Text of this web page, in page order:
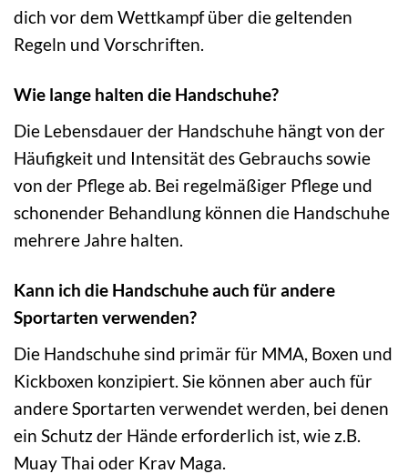
dich vor dem Wettkampf über die geltenden
Regeln und Vorschriften.
Wie lange halten die Handschuhe?
Die Lebensdauer der Handschuhe hängt von der
Häufigkeit und Intensität des Gebrauchs sowie
von der Pflege ab. Bei regelmäßiger Pflege und
schonender Behandlung können die Handschuhe
mehrere Jahre halten.
Kann ich die Handschuhe auch für andere
Sportarten verwenden?
Die Handschuhe sind primär für MMA, Boxen und
Kickboxen konzipiert. Sie können aber auch für
andere Sportarten verwendet werden, bei denen
ein Schutz der Hände erforderlich ist, wie z.B.
Muay Thai oder Krav Maga.